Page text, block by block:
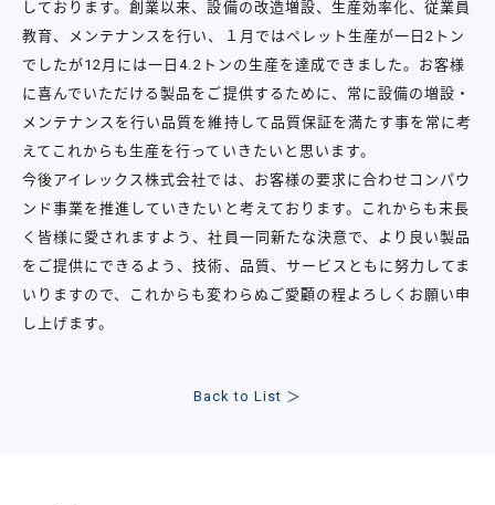
しております。創業以来、設備の改造増設、生産効率化、従業員
教育、メンテナンスを行い、１月ではペレット生産が一日2トン
でしたが12月には一日4.2トンの生産を達成できました。お客様
に喜んでいただける製品をご提供するために、常に設備の増設・
メンテナンスを行い品質を維持して品質保証を満たす事を常に考
えてこれからも生産を行っていきたいと思います。
今後アイレックス株式会社では、お客様の要求に合わせコンパウ
ンド事業を推進していきたいと考えております。これからも末長
く皆様に愛されますよう、社員一同新たな決意で、より良い製品
をご提供にできるよう、技術、品質、サービスともに努力してま
いりますので、これからも変わらぬご愛顧の程よろしくお願い申
し上げます。
Back to List ＞